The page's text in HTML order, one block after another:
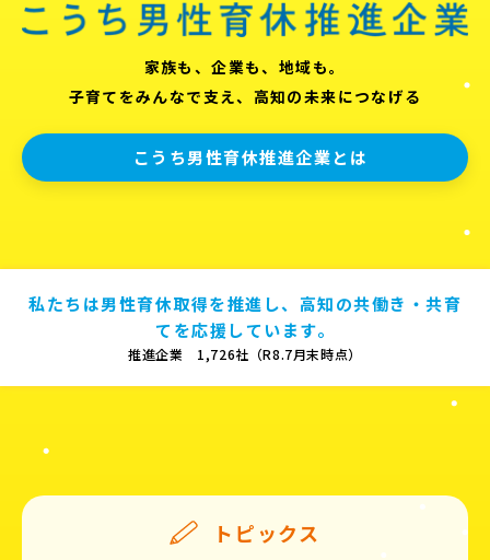
家族も、企業も、地域も。
子育てをみんなで支え、高知の未来につなげる
こうち男性育休推進企業とは
私たちは男性育休取得を推進し、高知の共働き・共育
てを応援しています。
推進企業 1,726社（R8.7月末時点）
トピックス